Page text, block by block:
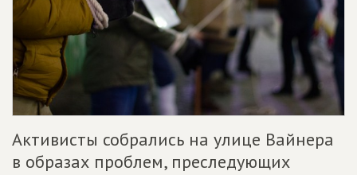
Активисты собрались на улице Вайнера
в образах проблем, преследующих